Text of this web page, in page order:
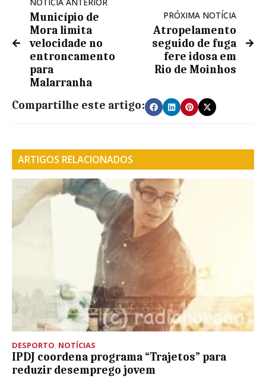
Município de
Mora limita
velocidade no
entroncamento
para
Malarranha
PRÓXIMA NOTÍCIA
Atropelamento
seguido de fuga
fere idosa em
Rio de Moinhos
Compartilhe este artigo:
ARTIGOS RELACIONADOS
DESPORTO, NOTÍCIAS
IPDJ coordena programa “Trajetos” para
reduzir desemprego jovem